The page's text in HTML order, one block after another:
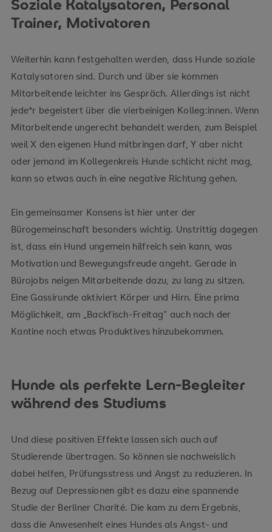
Soziale Katalysatoren, Personal
Trainer, Motivatoren
Weiterhin kann festgehalten werden, dass Hunde soziale
Katalysatoren sind. Durch und über sie kommen
Mitarbeitende leichter ins Gespräch. Allerdings ist nicht
jede*r begeistert über die vierbeinigen Kolleg:innen. Wenn
Mitarbeitende ungerecht behandelt werden, zum Beispiel
weil X den eigenen Hund mitbringen darf, Y aber nicht
oder jemand im Kollegenkreis Hunde schlicht nicht mag,
kann so etwas auch in eine negative Richtung gehen.
Ein gemeinsamer Konsens ist hier unter der
Bürogemeinschaft besonders wichtig. Unstrittig dagegen
ist, dass ein Hund ungemein hilfreich sein kann, was
Motivation und Bewegungsfreude angeht. Gerade in
Bürojobs neigen Mitarbeitende dazu, zu lang zu sitzen.
Eine Gassirunde aktiviert Körper und Hirn. Eine prima
Möglichkeit, am „Backfisch-Freitag“ auch nach der
Kantine noch etwas Produktives hinzubekommen.
Hunde als perfekte Lern-Begleiter
während des Studiums
Und diese positiven Effekte lassen sich auch auf
Studierende übertragen. So können sie nachweislich
dabei helfen, Prüfungsstress und Angst zu reduzieren. In
Bezug auf Depressionen gibt es dazu eine spannende
Studie der Berliner Charité. Die kam zu dem Ergebnis,
dass die Anwesenheit eines Hundes als Angst- und